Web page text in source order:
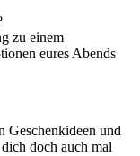
zu einem
eures Abends
Geschenkideen und
doch auch mal